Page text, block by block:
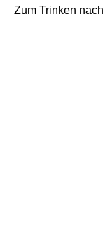
Zum Trinken